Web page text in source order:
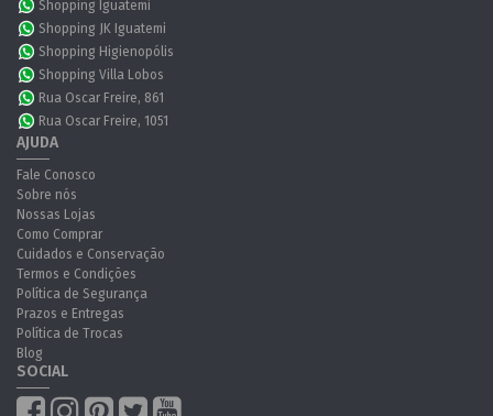
Shopping Iguatemi
Shopping JK Iguatemi
Shopping Higienopólis
Shopping Villa Lobos
Rua Oscar Freire, 861
Rua Oscar Freire, 1051
AJUDA
Fale Conosco
Sobre nós
Nossas Lojas
Como Comprar
Cuidados e Conservação
Termos e Condições
Política de Segurança
Prazos e Entregas
Política de Trocas
Blog
SOCIAL